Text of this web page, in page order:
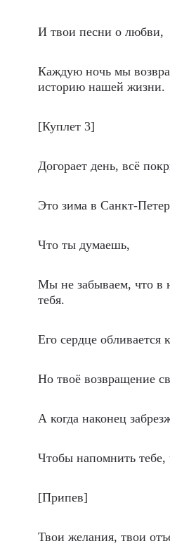
И твои песни о любви,
Каждую ночь мы
историю нашей жизни.
[Куплет 3]
Догорает день, всё
Это зима в Санкт-
Что ты думаешь,
Мы не забываем, что в
тебя.
Его сердце
Но твоё возвращение
А когда наконец
Чтобы напомнить тебе,
[Припев]
Твои желания, твои